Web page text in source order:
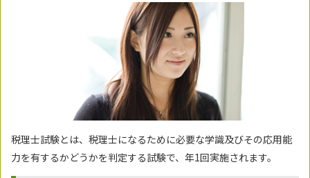
税理士試験とは、税理士になるために必要な学識及びその応用能
力を有するかどうかを判定する試験で、年1回実施されます。